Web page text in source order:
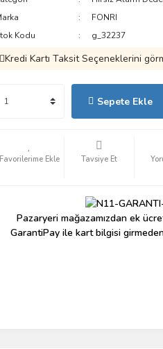
FONRI
Kodu
g_32237
Kredi Kartı Taksit Seçeneklerini
Sepete Ekle
Tavsiye Et
Pazaryeri mağazamızdan ek
GarantiPay ile kart bilgisi